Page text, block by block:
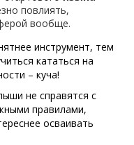
повлиять,
вообще.
инструмент, тем
кататься на
– куча!
не справятся с
правилами,
осваивать